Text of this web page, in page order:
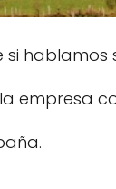
si
empresa